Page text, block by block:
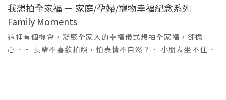
＋
我想拍全家福 － 家庭/孕婦/寵物幸福紀念系列 ｜
Family Moments
這裡有個機會，凝聚全家人的幸福儀式想拍全家福，卻擔
心…• 長輩不喜歡拍照，怕表情不自然？• 小朋友坐不住，